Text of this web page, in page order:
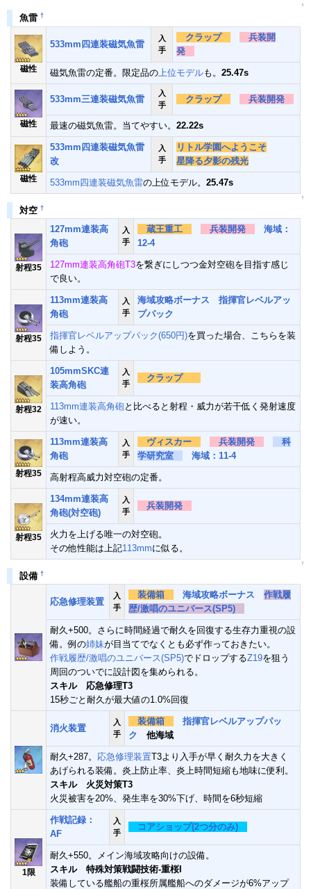
↑
魚雷 †
磁性
533mm四連装磁気魚雷
入
手
クラップ
兵装開
発
磁気魚雷の定番。限定品の 上位モデルも。 25.47s
磁性
533mm三連装磁気魚雷
入
手
クラップ 兵装開発
最速の磁気魚雷。当てやすい。 22.22s
磁性
533mm四連装磁気魚雷
改
入
手
リトル学園へようこそ
星降る夕影の残光
533mm四連装磁気魚雷の上位モデル。 25.47s
↑
対空 †
射程35
127mm連装高
角砲
入
手
蔵王重工 兵装開発
海域：
12-4
127mm連装高角砲T3を繋ぎにしつつ金対空砲を目指す感じ
で良い。
射程35
113mm連装高
角砲
入
手
海域攻略ボーナス
指揮官レベルアッ
プパック
指揮官レベルアップパック(650円)を買った場合、こちらを装
備しよう。
射程32
105mmSKC連
装高角砲
入
手
クラップ
113mm連装高角砲と比べると射程・威力が若干低く発射速度
が速い。
射程35
113mm連装高
角砲
入
手
ヴィスカー 兵装開発
科
学研究室
海域：11-4
高射程高威力対空砲の定番。
射程35
134mm連装高
角砲(対空砲)
入
手
兵装開発
火力を上げる唯一の対空砲。
その他性能は上記113mmに似る。
↑
設備 †
応急修理装置
入
手
装備箱 海域攻略ボーナス
作戦履
歴/激唱のユニバース(SP5)
耐久+500。さらに時間経過で耐久を回復する生存力重視の設
備。例の姉妹が目当てでなくとも必ず作っておきたい。
作戦履歴/激唱のユニバース(SP5)でドロップするZ19を狙う
周回のついでに設計図を集められる。
スキル 応急修理T3
15秒ごと耐久が最大値の1.0%回復
消火装置
入
手
装備箱
指揮官レベルアップパッ
ク 他海域
耐久+287。 応急修理装置T3より入手が早く耐久力を大きく
あげられる装備。炎上防止率、炎上時間短縮も地味に便利。
スキル 火災対策T3
火災被害を20%、発生率を30%下げ、時間を6秒短縮
1限
作戦記録：
AF
入
手
コアショップ(2つ分のみ)
耐久+550。メイン海域攻略向けの設備。
スキル 特殊対策戦闘技術-重桜I
装備している艦船の重桜所属艦船へのダメージが6%アップ